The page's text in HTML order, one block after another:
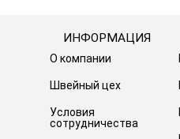
ИНФОРМАЦИЯ
О компании
Швейный цех
Условия
сотрудничества